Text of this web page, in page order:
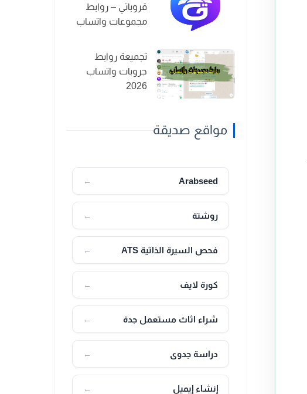
قروباتي – روابط
مجموعات واتساب
تجميعة روابط
جروبات واتساب
2026
مواقع صديقة
Arabseed
←
روشتة ←
فحص السيرة الذاتية ATS ←
كورة لايف ←
شراء اثاث مستعمل جدة ←
دراسة جدوى ←
إنشاء إيميل ←